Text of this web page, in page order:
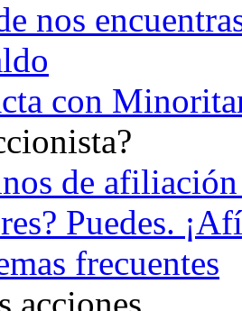
nos
con
de
Puedes.
frecuentes